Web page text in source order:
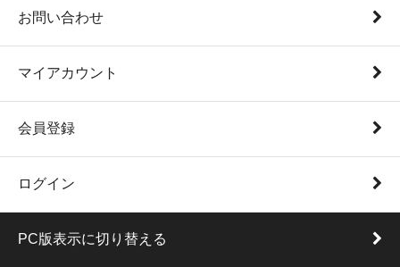
お問い合わせ
マイアカウント
会員登録
ログイン
PC版表示に切り替える